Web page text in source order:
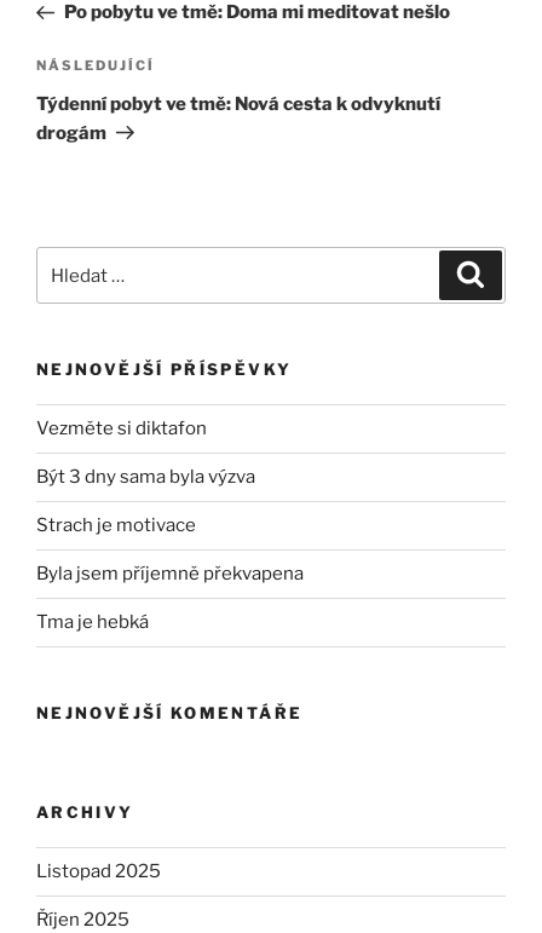
příspěvek
příspěvek
Po pobytu ve tmě: Doma mi meditovat nešlo
Následující
příspěvek
NÁSLEDUJÍCÍ
Týdenní pobyt ve tmě: Nová cesta k odvyknutí
drogám
NEJNOVĚJŠÍ PŘÍSPĚVKY
Vezměte si diktafon
Být 3 dny sama byla výzva
Strach je motivace
Byla jsem příjemně překvapena
Tma je hebká
NEJNOVĚJŠÍ KOMENTÁŘE
ARCHIVY
Listopad 2025
Říjen 2025